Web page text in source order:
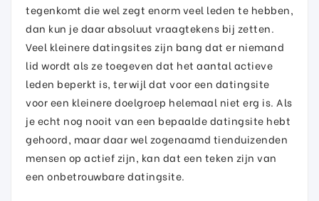
tegenkomt die wel zegt enorm veel leden te hebben,
dan kun je daar absoluut vraagtekens bij zetten.
Veel kleinere datingsites zijn bang dat er niemand
lid wordt als ze toegeven dat het aantal actieve
leden beperkt is, terwijl dat voor een datingsite
voor een kleinere doelgroep helemaal niet erg is. Als
je echt nog nooit van een bepaalde datingsite hebt
gehoord, maar daar wel zogenaamd tienduizenden
mensen op actief zijn, kan dat een teken zijn van
een onbetrouwbare datingsite.